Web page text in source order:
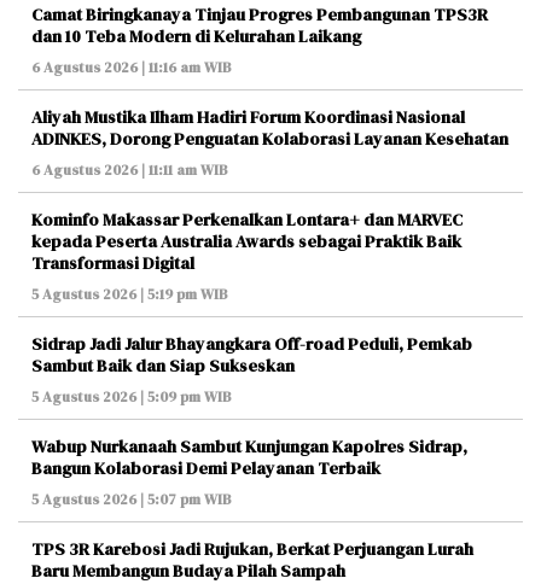
Camat Biringkanaya Tinjau Progres Pembangunan TPS3R
dan 10 Teba Modern di Kelurahan Laikang
6 Agustus 2026 | 11:16 am WIB
Aliyah Mustika Ilham Hadiri Forum Koordinasi Nasional
ADINKES, Dorong Penguatan Kolaborasi Layanan Kesehatan
6 Agustus 2026 | 11:11 am WIB
Kominfo Makassar Perkenalkan Lontara+ dan MARVEC
kepada Peserta Australia Awards sebagai Praktik Baik
Transformasi Digital
5 Agustus 2026 | 5:19 pm WIB
Sidrap Jadi Jalur Bhayangkara Off-road Peduli, Pemkab
Sambut Baik dan Siap Sukseskan
5 Agustus 2026 | 5:09 pm WIB
Wabup Nurkanaah Sambut Kunjungan Kapolres Sidrap,
Bangun Kolaborasi Demi Pelayanan Terbaik
5 Agustus 2026 | 5:07 pm WIB
TPS 3R Karebosi Jadi Rujukan, Berkat Perjuangan Lurah
Baru Membangun Budaya Pilah Sampah